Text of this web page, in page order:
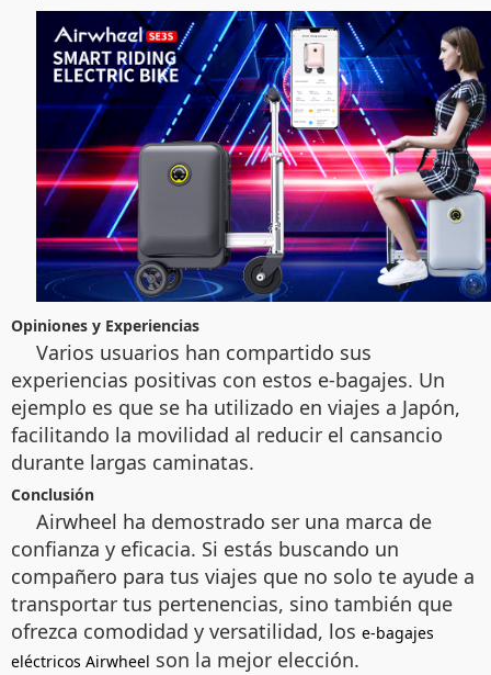
Opiniones y Experiencias
Varios usuarios han compartido sus
experiencias positivas con estos e-bagajes. Un
ejemplo es que se ha utilizado en viajes a Japón,
facilitando la movilidad al reducir el cansancio
durante largas caminatas.
Conclusión
Airwheel ha demostrado ser una marca de
confianza y eficacia. Si estás buscando un
compañero para tus viajes que no solo te ayude a
transportar tus pertenencias, sino también que
ofrezca comodidad y versatilidad, los e-bagajes
eléctricos Airwheel son la mejor elección.